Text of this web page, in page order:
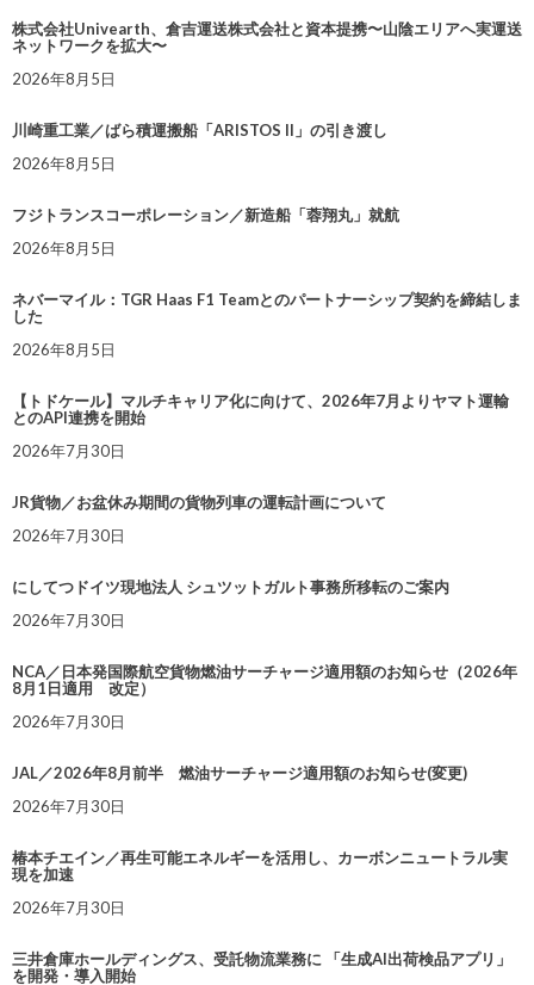
株式会社Univearth、倉吉運送株式会社と資本提携〜山陰エリアへ実運送
ネットワークを拡大〜
2026年8月5日
川崎重工業／ばら積運搬船「ARISTOS II」の引き渡し
2026年8月5日
フジトランスコーポレーション／新造船「蓉翔丸」就航
2026年8月5日
ネバーマイル：TGR Haas F1 Teamとのパートナーシップ契約を締結しま
した
2026年8月5日
【トドケール】マルチキャリア化に向けて、2026年7月よりヤマト運輸
とのAPI連携を開始
2026年7月30日
JR貨物／お盆休み期間の貨物列車の運転計画について
2026年7月30日
にしてつドイツ現地法人 シュツットガルト事務所移転のご案内
2026年7月30日
NCA／日本発国際航空貨物燃油サーチャージ適用額のお知らせ（2026年
8月1日適用 改定）
2026年7月30日
JAL／2026年8月前半 燃油サーチャージ適用額のお知らせ(変更)
2026年7月30日
椿本チエイン／再生可能エネルギーを活用し、カーボンニュートラル実
現を加速
2026年7月30日
三井倉庫ホールディングス、受託物流業務に 「生成AI出荷検品アプリ」
を開発・導入開始